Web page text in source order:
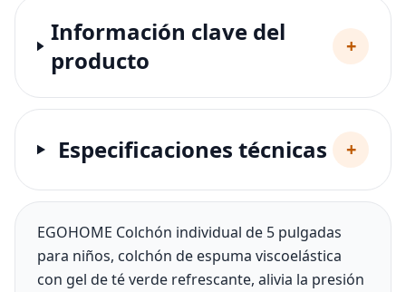
Información clave del
producto
+
Especificaciones técnicas +
EGOHOME Colchón individual de 5 pulgadas
para niños, colchón de espuma viscoelástica
con gel de té verde refrescante, alivia la presión